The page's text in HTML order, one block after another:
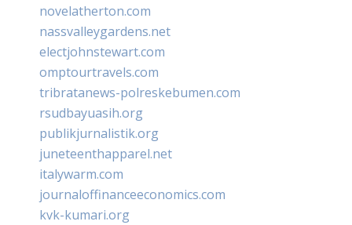
novelatherton.com
nassvalleygardens.net
electjohnstewart.com
omptourtravels.com
tribratanews-polreskebumen.com
rsudbayuasih.org
publikjurnalistik.org
juneteenthapparel.net
italywarm.com
journaloffinanceeconomics.com
kvk-kumari.org